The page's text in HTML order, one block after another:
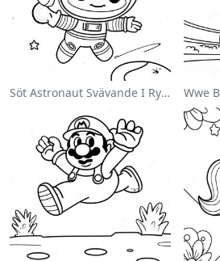
Söt Astronaut Svävande I Rymden Målarbild